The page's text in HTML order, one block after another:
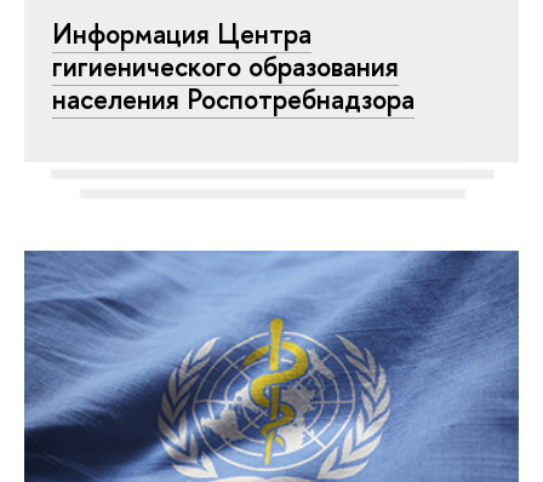
Информация Центра
гигиенического образования
населения Роспотребнадзора